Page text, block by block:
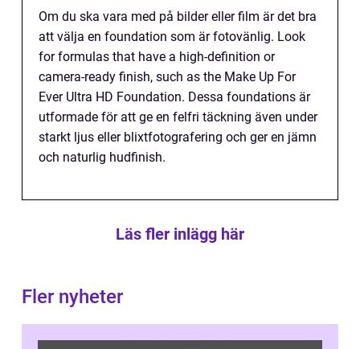
Om du ska vara med på bilder eller film är det bra
att välja en foundation som är fotovänlig. Look
for formulas that have a high-definition or
camera-ready finish, such as the Make Up For
Ever Ultra HD Foundation. Dessa foundations är
utformade för att ge en felfri täckning även under
starkt ljus eller blixtfotografering och ger en jämn
och naturlig hudfinish.
Läs fler inlägg här
Fler nyheter